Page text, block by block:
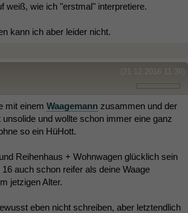
weiß, wie ich "erstmal" interpretiere.
kann ich aber leider nicht.
(21.12.2016 11:39)
mit einem Waagemann zusammen und der
und wollte schon immer eine ganz
so ein HüHott.
Reihenhaus + Wohnwagen glücklich sein
auch schon reifer als deine Waage
jetzigen Alter.
eben nicht schreiben, aber letztendlich